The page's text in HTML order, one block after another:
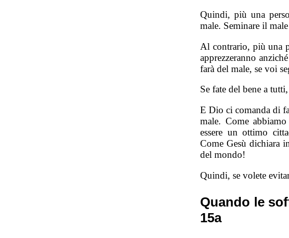
Quindi, più una
male. Seminare il
Al contrario, più una
apprezzeranno
farà del male, se voi
Se fate del bene a
E Dio ci comanda di
male. Come
essere un ottimo
Come Gesù dichiara
del mondo!
Quindi, se volete
Quando le
15a